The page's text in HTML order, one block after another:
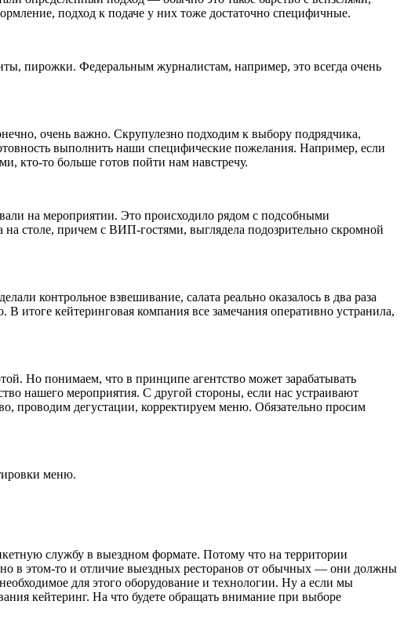
подход к подаче у них тоже достаточно специфичные.
пирожки. Федеральным журналистам, например, это всегда очень
очень важно. Скрупулезно подходим к выбору подрядчика,
выполнить наши специфические пожелания. Например, если
кто-то больше готов пойти нам навстречу.
на мероприятии. Это происходило рядом с подсобными
на столе, причем с ВИП-гостями, выглядела подозрительно скромной
контрольное взвешивание, салата реально оказалось в два раза
кейтеринговая компания все замечания оперативно устранила,
Но понимаем, что в принципе агентство может зарабатывать
нашего мероприятия. С другой стороны, если нас устраивают
проводим дегустации, корректируем меню. Обязательно просим
меню.
службу в выездном формате. Потому что на территории
но в этом-то и отличие выездных ресторанов от обычных — они должны
для этого оборудование и технологии. Ну а если мы
кейтеринг. На что будете обращать внимание при выборе